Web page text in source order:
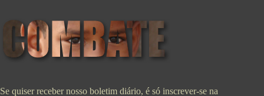
Se quiser receber nosso boletim diário, é só inscrever-se na